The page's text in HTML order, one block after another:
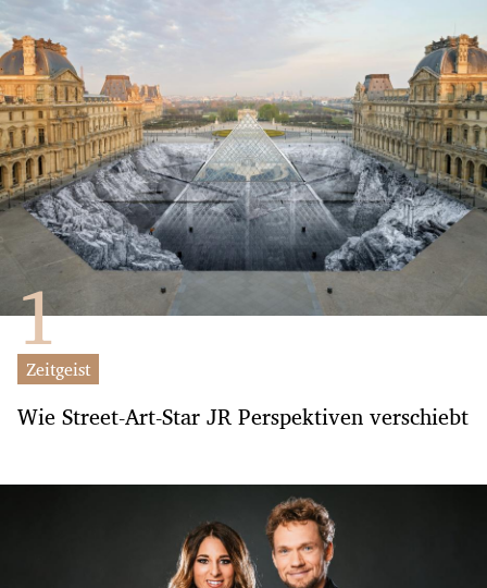
Zeitgeist
Wie Street-Art-Star JR Perspektiven verschiebt